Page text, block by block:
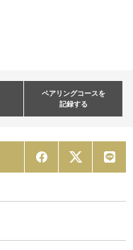
ペアリングコースを
記録する